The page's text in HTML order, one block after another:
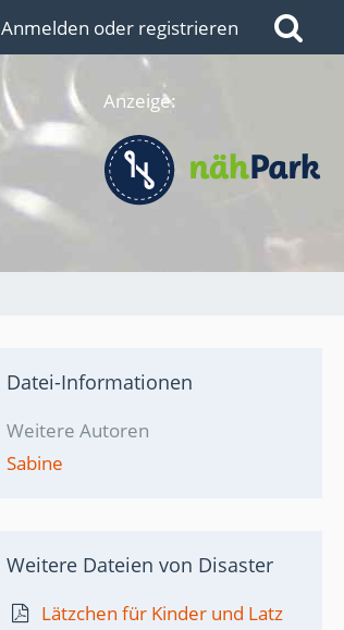
Anmelden oder registrieren
Anzeige:
Datei-Informationen
Weitere Autoren
Sabine
Weitere Dateien von Disaster
Lätzchen für Kinder und Latz